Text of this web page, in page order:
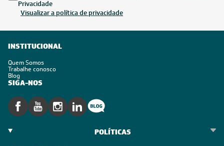
Privacidade
Visualizar a política de privacidade
INSTITUCIONAL
Quem Somos
Trabalhe conosco
Blog
SIGA-NOS
POLÍTICAS